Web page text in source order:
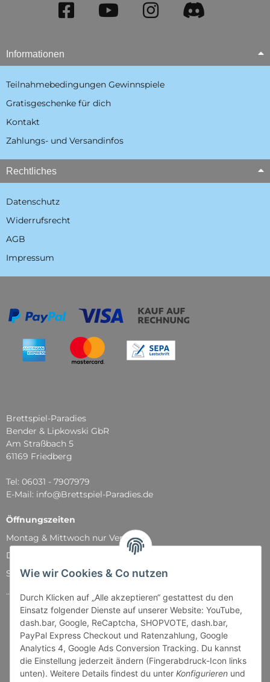
Wie wir Cookies & Co nutzen
Durch Klicken auf „Alle akzeptieren“ gestattest du den
Einsatz folgender Dienste auf unserer Website: YouTube,
dash.bar, Google, ReCaptcha, SHOPVOTE, dash.bar,
PayPal Express Checkout und Ratenzahlung, Google
Analytics 4, Google Ads Conversion Tracking. Du kannst
die Einstellung jederzeit ändern (Fingerabdruck-Icon links
unten). Weitere Details findest du unter Konfigurieren und
Informationen
Teilnahmebedingungen Gewinnspiele
Gratisgeschenke für dich
Kontakt
Zahlungs- und Versandinfos
Rechtliches
Datenschutz
Widerrufsrecht
AGB
Impressum
Brettspiel-Paradies
Bender & Lipkowski GbR
Am Straßbach 5
61169 Friedberg
Tel: 06031 - 7907979
E-Mail: info@Brettspiel-Paradies.de
Öffnungszeiten
Montag & Mittwoch nur Versand
Dienstag, Donnerstag und Freitag: 11:00 - 18:30 Uhr
Samstag: 11:00 - 14:00 Uhr
...und natürlich während unserer Events